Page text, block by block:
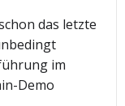
das letzte
im
Demo